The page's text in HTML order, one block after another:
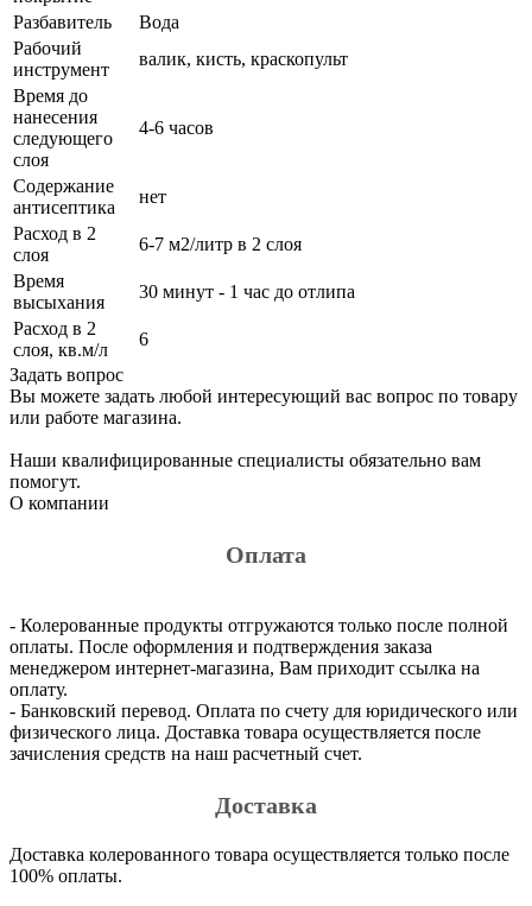
Разбавитель
Вода
Рабочий
инструмент
валик, кисть, краскопульт
Время до
нанесения
следующего
слоя
4-6 часов
Содержание
антисептика
нет
Расход в 2
слоя
6-7 м2/литр в 2 слоя
Время
высыхания
30 минут - 1 час до отлипа
Расход в 2
слоя, кв.м/л
6
Задать вопрос
Вы можете задать любой интересующий вас вопрос по товару
или работе магазина.
Наши квалифицированные специалисты обязательно вам
помогут.
О компании
Оплата
- Колерованные продукты отгружаются только после полной
оплаты. После оформления и подтверждения заказа
менеджером интернет-магазина, Вам приходит ссылка на
оплату.
- Банковский перевод. Оплата по счету для юридического или
физического лица. Доставка товара осуществляется после
зачисления средств на наш расчетный счет.
Доставка
Доставка колерованного товара осуществляется только после
100% оплаты.